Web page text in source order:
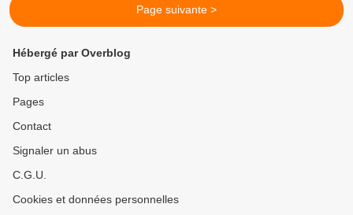
Page suivante >
Hébergé par Overblog
Top articles
Pages
Contact
Signaler un abus
C.G.U.
Cookies et données personnelles